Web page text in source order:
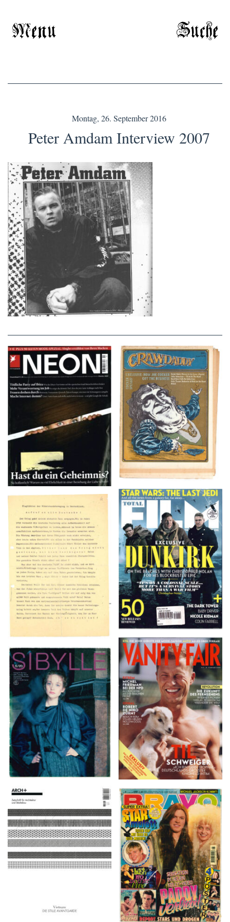
Menu Suche
Montag, 26. September 2016
Peter Amdam Interview 2007
NEON – OKTOBER
2008
Crawdaddy – June/11/72
TOTAL FILM #260 –
SUMMER 2017
Flugblätter der Weissen
Rose – V, Januar 1943
VANITY FAIR – Nr. 7 –
8. Februar 2007
SIBYLLE 6/89
ARCH+ Nr. 226, Herbst
2016
BRAVO – Nr. 8, 13. Febr.
1997